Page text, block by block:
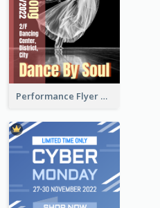
Performance Flyer With Monochrome Photo